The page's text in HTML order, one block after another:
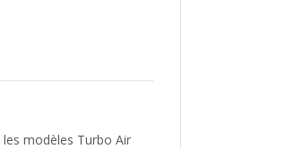
modèles Turbo Air